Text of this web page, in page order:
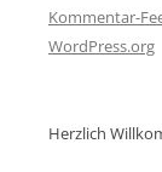
Kommentar-
WordPress.org
Herzlich